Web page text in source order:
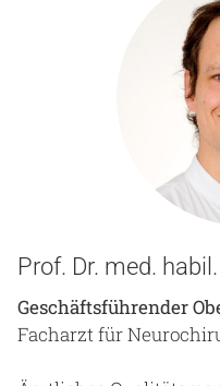
Prof. Dr. med.
Geschäftsführender
Facharzt für